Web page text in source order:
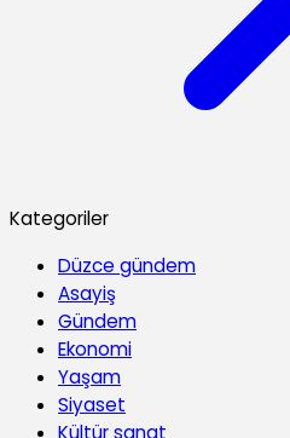
Kategoriler
Düzce gündem
Asayiş
Gündem
Ekonomi
Yaşam
Siyaset
Kültür sanat